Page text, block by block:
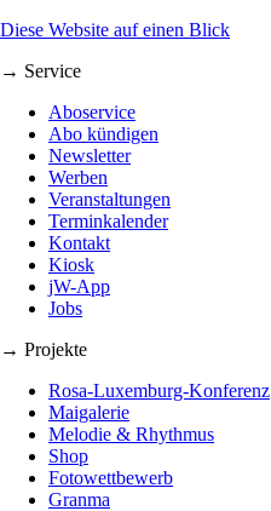
Diese Website auf einen Blick
→ Service
Aboservice
Abo kündigen
Newsletter
Werben
Veranstaltungen
Terminkalender
Kontakt
Kiosk
jW-App
Jobs
→ Projekte
Rosa-Luxemburg-Konferenz
Maigalerie
Melodie & Rhythmus
Shop
Fotowettbewerb
Granma